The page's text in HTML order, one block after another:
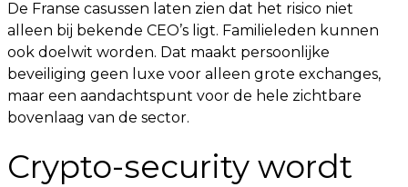
De Franse casussen laten zien dat het risico niet
alleen bij bekende CEO’s ligt. Familieleden kunnen
ook doelwit worden. Dat maakt persoonlijke
beveiliging geen luxe voor alleen grote exchanges,
maar een aandachtspunt voor de hele zichtbare
bovenlaag van de sector.
Crypto-security wordt